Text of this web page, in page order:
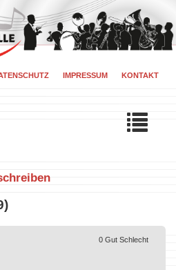
IMPRESSUM KONTAKT
0 Gut Schlecht